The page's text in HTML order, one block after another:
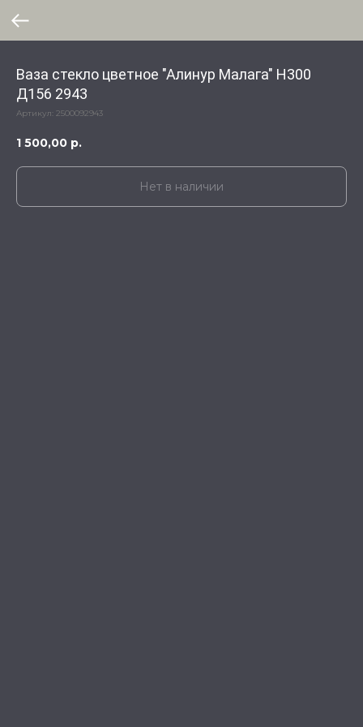
Ваза стекло цветное "Алинур Малага" Н300
Д156 2943
Артикул: 2500092943
1 500,00 р.
Нет в наличии